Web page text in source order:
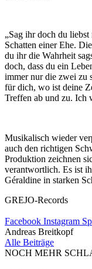
„Sag ihr doch du
Schatten einer Ehe.
du ihr die Wahrheit
doch, dass du ein
immer nur die zwei zu
für dich, wo ist deine
Treffen ab und zu. Ich
Musikalisch wieder
auch den richtigen
Produktion zeichnen
verantwortlich. Es ist
Géraldine in starken
GREJO-Records
Facebook Instagram
Andreas Breitkopf
Alle Beiträge
NOCH MEHR